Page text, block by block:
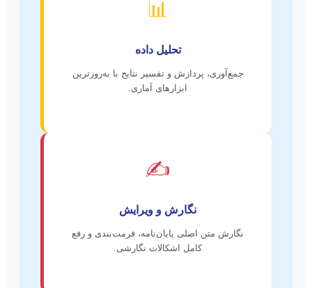
تحلیل داده
جمع‌آوری، پردازش و تفسیر نتایج با به‌روزترین
ابزارهای آماری.
✍️
نگارش و ویرایش
نگارش متن اصلی پایان‌نامه، فرمت‌بندی و رفع
کامل اشکالات نگارشی.